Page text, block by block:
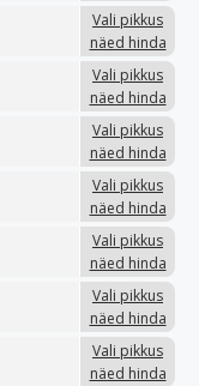
Vali pikkus
näed hinda
Vali pikkus
näed hinda
Vali pikkus
näed hinda
Vali pikkus
näed hinda
Vali pikkus
näed hinda
Vali pikkus
näed hinda
Vali pikkus
näed hinda